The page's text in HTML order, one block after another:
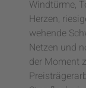
Windtürme,
Herzen,
wehende
Netzen und
der Moment